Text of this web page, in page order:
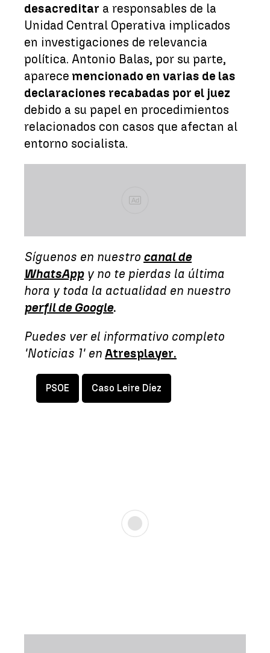
desacreditar a responsables de la
Unidad Central Operativa implicados
en investigaciones de relevancia
política. Antonio Balas, por su parte,
aparece mencionado en varias de las
declaraciones recabadas por el juez
debido a su papel en procedimientos
relacionados con casos que afectan al
entorno socialista.
Ad
Síguenos en nuestro canal de
WhatsAppy no te pierdas la última
hora y toda la actualidad en nuestro
perfil de Google.
Puedes ver el informativo completo
'Noticias 1' en Atresplayer.
PSOE Caso Leire Díez